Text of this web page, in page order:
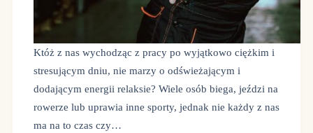
Któż z nas wychodząc z pracy po wyjątkowo ciężkim i
stresującym dniu, nie marzy o odświeżającym i
dodającym energii relaksie? Wiele osób biega, jeździ na
rowerze lub uprawia inne sporty, jednak nie każdy z nas
ma na to czas czy…